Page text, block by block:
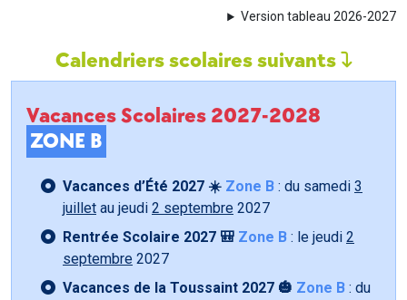
Version tableau 2026-2027
Calendriers scolaires suivants
Vacances Scolaires 2027-2028
ZONE B
Vacances d’Été 2027 ☀️ Zone B : du samedi 3
juillet au jeudi 2 septembre 2027
Rentrée Scolaire 2027 🎒 Zone B : le jeudi 2
septembre 2027
Vacances de la Toussaint 2027 🎃 Zone B : du